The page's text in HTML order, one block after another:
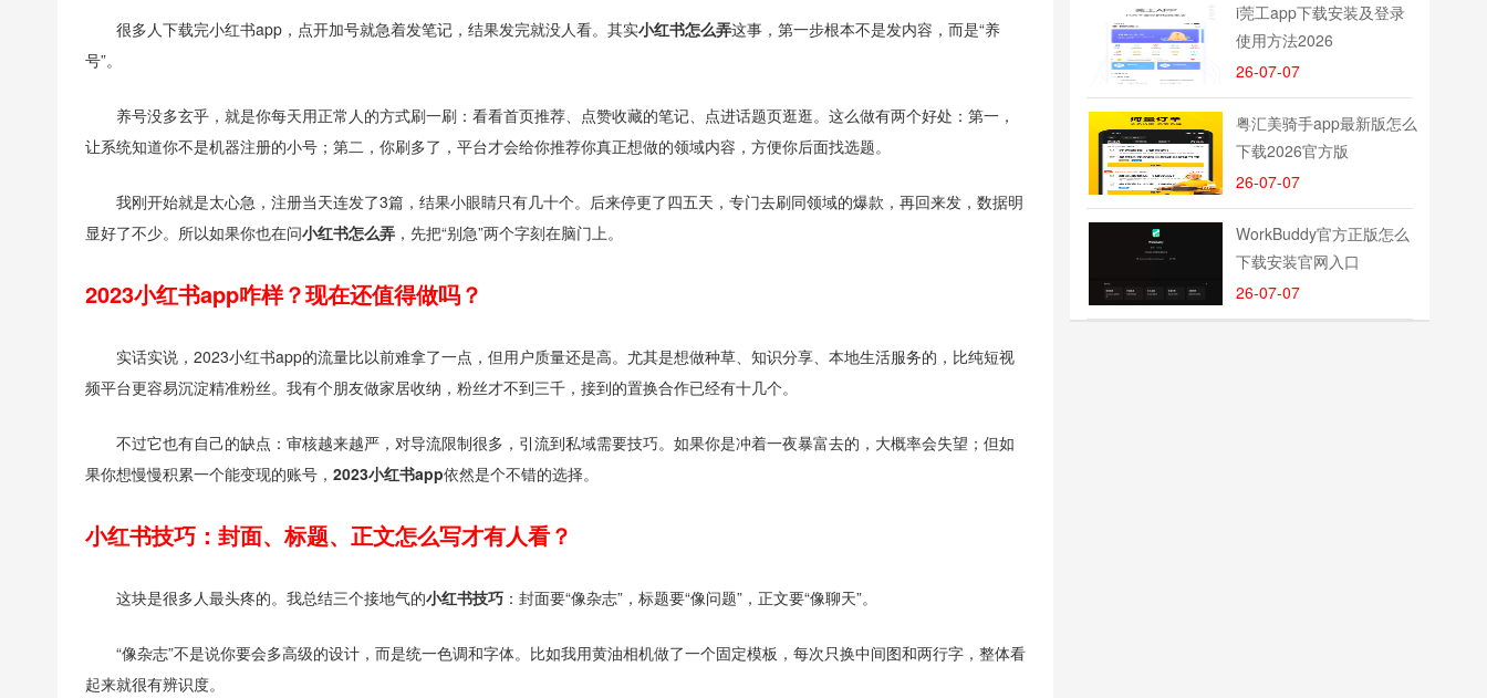
很多人下载完小红书app，点开加号就急着发笔记，结果发完就没人看。其实小红书怎么弄这事，第一步根本不是发内容，而是“养
号”。
养号没多玄乎，就是你每天用正常人的方式刷一刷：看看首页推荐、点赞收藏的笔记、点进话题页逛逛。这么做有两个好处：第一，
让系统知道你不是机器注册的小号；第二，你刷多了，平台才会给你推荐你真正想做的领域内容，方便你后面找选题。
我刚开始就是太心急，注册当天连发了3篇，结果小眼睛只有几十个。后来停更了四五天，专门去刷同领域的爆款，再回来发，数据明
显好了不少。所以如果你也在问小红书怎么弄 ，先把“别急”两个字刻在脑门上。
2023小红书app咋样？现在还值得做吗？
实话实说，2023小红书app的流量比以前难拿了一点，但用户质量还是高。尤其是想做种草、知识分享、本地生活服务的，比纯短视
频平台更容易沉淀精准粉丝。我有个朋友做家居收纳，粉丝才不到三千，接到的置换合作已经有十几个。
不过它也有自己的缺点：审核越来越严，对导流限制很多，引流到私域需要技巧。如果你是冲着一夜暴富去的，大概率会失望；但如
果你想慢慢积累一个能变现的账号， 2023小红书app依然是个不错的选择。
小红书技巧：封面、标题、正文怎么写才有人看？
这块是很多人最头疼的。我总结三个接地气的小红书技巧 ：封面要“像杂志”，标题要“像问题”，正文要“像聊天”。
“像杂志”不是说你要会多高级的设计，而是统一色调和字体。比如我用黄油相机做了一个固定模板，每次只换中间图和两行字，整体看
起来就很有辨识度。
i莞工app下载安装及登录
使用方法2026
26-07-07
粤汇美骑手app最新版怎么
下载2026官方版
26-07-07
WorkBuddy官方正版怎么
下载安装官网入口
26-07-07